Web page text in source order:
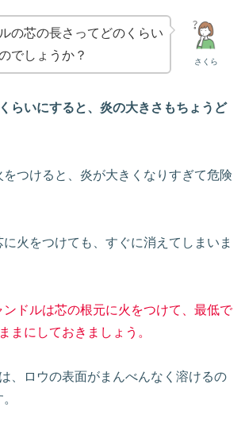
さくら
の芯の長さってどのくらい
でしょうか？
らいにすると、炎の大きさもちょうど
つけると、炎が大きくなりすぎて危険
火をつけても、すぐに消えてしまいま
ンドルは芯の根元に火をつけて、最低で
まにしておきましょう。
、ロウの表面がまんべんなく溶けるの